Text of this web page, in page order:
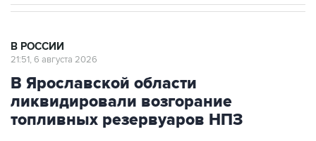
В РОССИИ
21:51, 6 августа 2026
В Ярославской области
ликвидировали возгорание
топливных резервуаров НПЗ